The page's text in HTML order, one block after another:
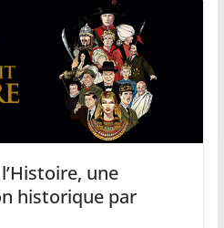
une
historique par